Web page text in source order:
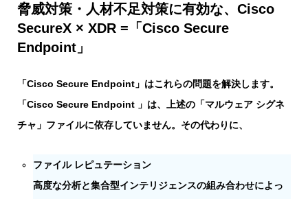
脅威対策・人材不足対策に有効な、Cisco
SecureX × XDR =「Cisco Secure
Endpoint」
「Cisco Secure Endpoint」はこれらの問題を解決します。
「Cisco Secure Endpoint 」は、上述の「マルウェア シグネ
チャ」ファイルに依存していません。その代わりに、
ファイル レピュテーション
高度な分析と集合型インテリジェンスの組み合わせによっ